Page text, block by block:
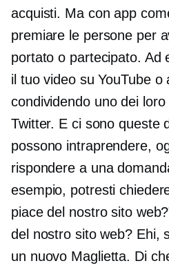
acquisti. Ma con app
premiare le persone per
portato o partecipato. Ad
il tuo video su YouTube o
condividendo uno dei
Twitter. E ci sono queste
possono intraprendere,
rispondere a una
esempio, potresti
piace del nostro sito
del nostro sito web? Ehi,
un nuovo Maglietta. Di